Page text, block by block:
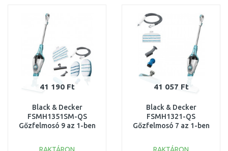
Összehasonlítás Összehasonlítás
41 190 Ft
Black & Decker
FSMH1351SM-QS
Gőzfelmosó 9 az 1-ben
41 057 Ft
Black & Decker
FSMH1321-QS
Gőzfelmosó 7 az 1-ben